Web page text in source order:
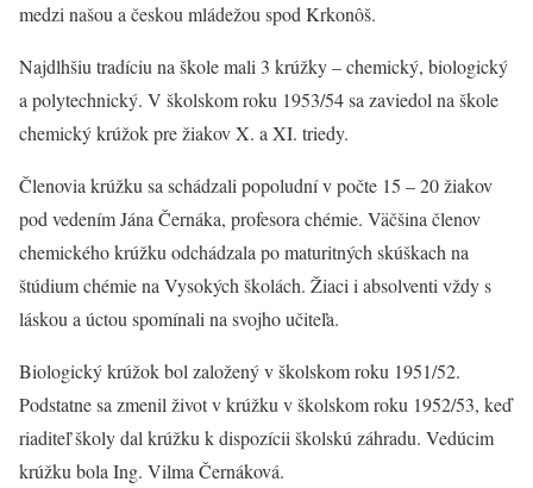
medzi našou a českou mládežou spod Krkonôš.
Najdlhšiu tradíciu na škole mali 3 krúžky – chemický, biologický
a polytechnický. V školskom roku 1953/54 sa zaviedol na škole
chemický krúžok pre žiakov X. a XI. triedy.
Členovia krúžku sa schádzali popoludní v počte 15 – 20 žiakov
pod vedením Jána Černáka, profesora chémie. Väčšina členov
chemického krúžku odchádzala po maturitných skúškach na
štúdium chémie na Vysokých školách. Žiaci i absolventi vždy s
láskou a úctou spomínali na svojho učiteľa.
Biologický krúžok bol založený v školskom roku 1951/52.
Podstatne sa zmenil život v krúžku v školskom roku 1952/53, keď
riaditeľ školy dal krúžku k dispozícii školskú záhradu. Vedúcim
krúžku bola Ing. Vilma Černáková.